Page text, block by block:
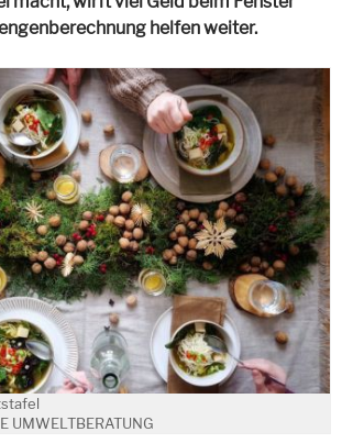
helfen weiter.
UMWELTBERATUNG